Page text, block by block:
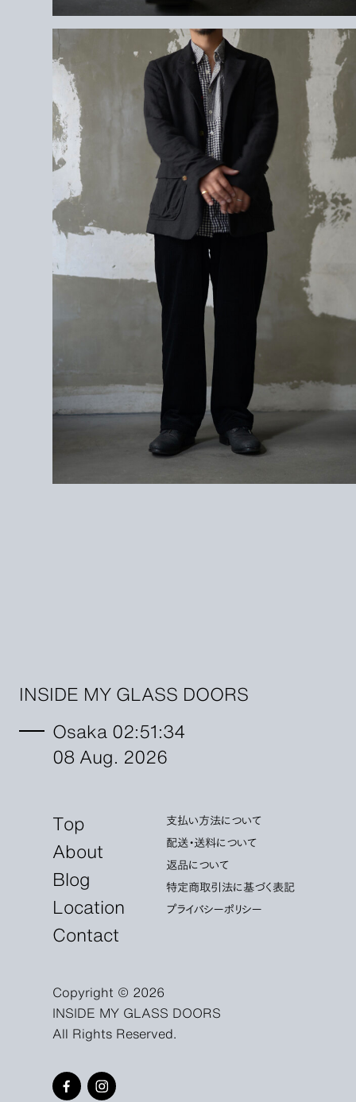
INSIDE MY GLASS DOORS
Osaka 02:51:35
08 Aug. 2026
Top
About
Blog
Location
Contact
支払い方法について
配送・送料について
返品について
特定商取引法に基づく表記
プライバシーポリシー
Copyright © 2026
INSIDE MY GLASS DOORS
All Rights Reserved.